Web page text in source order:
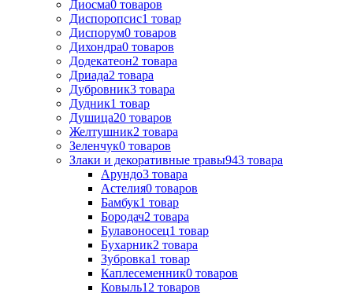
Диосма0 товаров
Диспоропсис1 товар
Диспорум0 товаров
Дихондра0 товаров
Додекатеон2 товара
Дриада2 товара
Дубровник3 товара
Дудник1 товар
Душица20 товаров
Желтушник2 товара
Зеленчук0 товаров
Злаки и декоративные травы943 товара
Арундо3 товара
Астелия0 товаров
Бамбук1 товар
Бородач2 товара
Булавоносец1 товар
Бухарник2 товара
Зубровка1 товар
Каплесеменник0 товаров
Ковыль12 товаров